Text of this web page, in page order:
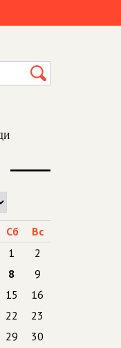
Сб
Вс
1
2
8
9
15
16
22
23
29
30